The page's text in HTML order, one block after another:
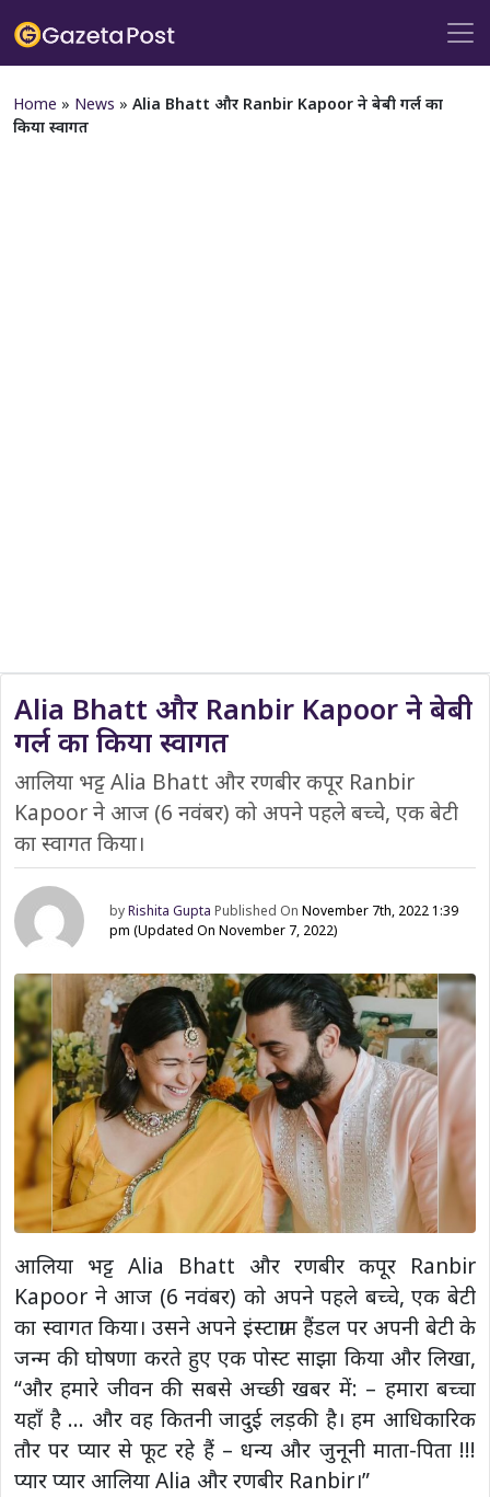
Home » News » Alia Bhatt और Ranbir Kapoor ने बेबी गर्ल का
किया स्वागत
Alia Bhatt और Ranbir Kapoor ने बेबी
गर्ल का किया स्वागत
आलिया भट्ट Alia Bhatt और रणबीर कपूर Ranbir
Kapoor ने आज (6 नवंबर) को अपने पहले बच्चे, एक बेटी
का स्वागत किया।
byRishita Gupta Published OnNovember 7th, 2022 1:39
pm(Updated On November 7, 2022)
आलिया भट्ट Alia Bhatt और रणबीर कपूर Ranbir
Kapoor ने आज (6 नवंबर) को अपने पहले बच्चे, एक बेटी
का स्वागत किया। उसने अपने इंस्टाग्राम हैंडल पर अपनी बेटी के
जन्म की घोषणा करते हुए एक पोस्ट साझा किया और लिखा,
“और हमारे जीवन की सबसे अच्छी खबर में: – हमारा बच्चा
यहाँ है … और वह कितनी जादुई लड़की है। हम आधिकारिक
तौर पर प्यार से फूट रहे हैं – धन्य और जुनूनी माता-पिता !!!
प्यार प्यार आलिया Alia और रणबीर Ranbir।”